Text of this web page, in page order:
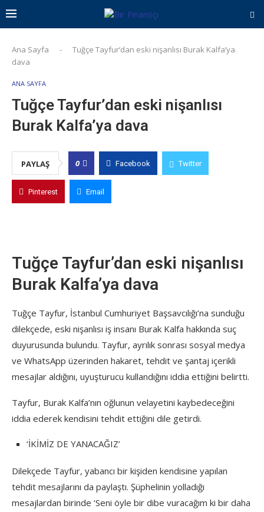
Ana Sayfa -
Tuğçe Tayfur’dan eski nişanlısı Burak Kalfa’ya
dava
ANA SAYFA
Tuğçe Tayfur’dan eski nişanlısı
Burak Kalfa’ya dava
PAYLAŞ 0 Facebook Twitter
Pinterest Email
Tuğçe Tayfur’dan eski nişanlısı
Burak Kalfa’ya dava
Tuğçe Tayfur, İstanbul Cumhuriyet Başsavcılığı’na sunduğu
dilekçede, eski nişanlısı iş insanı Burak Kalfa hakkında suç
duyurusunda bulundu. Tayfur, ayrılık sonrası sosyal medya
ve WhatsApp üzerinden hakaret, tehdit ve şantaj içerikli
mesajlar aldığını, uyuşturucu kullandığını iddia ettiğini belirtti.
Tayfur, Burak Kalfa’nın oğlunun velayetini kaybedeceğini
iddia ederek kendisini tehdit ettiğini dile getirdi.
‘İKİMİZ DE YANACAĞIZ’
Dilekçede Tayfur, yabancı bir kişiden kendisine yapılan
tehdit mesajlarını da paylaştı. Şüphelinin yolladığı
mesajlardan birinde ‘Seni öyle bir dibe vuracağım ki bir daha